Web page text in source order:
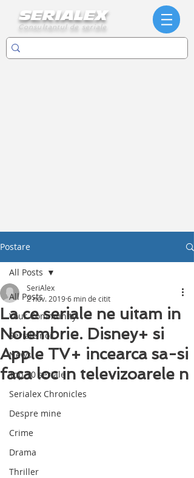
SERIALEX
Consultantul de seriale
Postare
All Posts
Your Community
Seriale noi
News
Top 10 seriale
Serialex Chronicles
Despre mine
Crime
Drama
Thriller
All Posts
La ce seriale ne uitam in
Noiembrie. Disney+ si
Apple TV+ incearca sa-si
faca loc in televizoarele n
SeriAlex
2 nov. 20196 min de citit